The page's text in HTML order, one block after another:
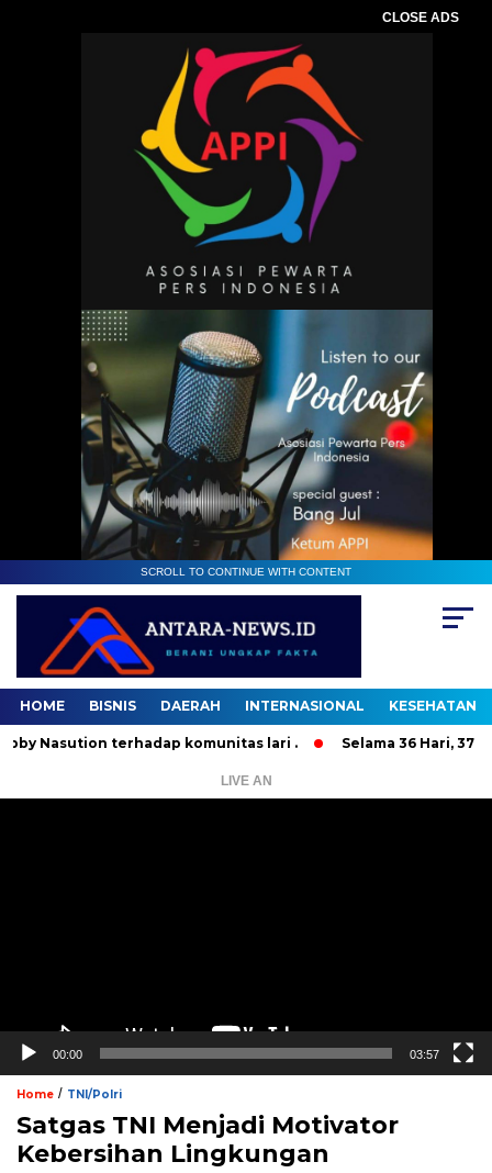
CLOSE ADS
SCROLL TO CONTINUE WITH CONTENT
HOME BISNIS DAERAH INTERNASIONAL KESEHATAN
terhadap komunitas lari . Selama 36 Hari, 37 Orang
LIVE AN
00:00 03:57
Home / TNI/Polri
Satgas TNI Menjadi Motivator
Kebersihan Lingkungan